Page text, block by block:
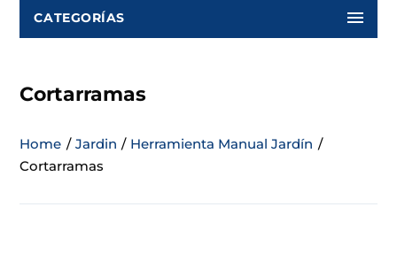
CATEGORÍAS
Cortarramas
Home / Jardin / Herramienta Manual Jardín /
Cortarramas